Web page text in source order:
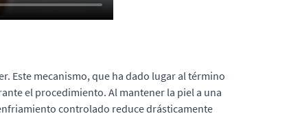
Este mecanismo, que ha dado lugar al término
el procedimiento. Al mantener la piel a una
controlado reduce drásticamente